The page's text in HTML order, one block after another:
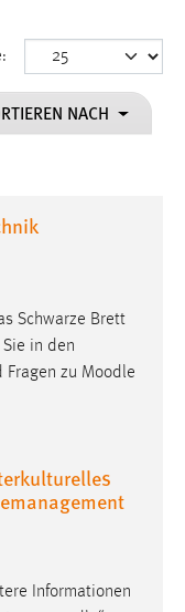
NACH
Schwarze Brett
in den
Fragen zu Moodle
Informationen
Einverständnis-
in diesem Cookie
der Website.